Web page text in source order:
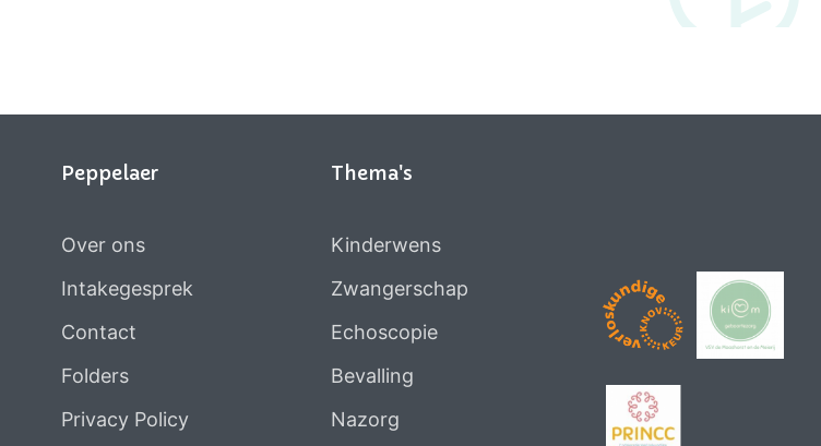
Peppelaer
Over ons
Intakegesprek
Contact
Folders
Privacy Policy
Thema's
Kinderwens
Zwangerschap
Echoscopie
Bevalling
Nazorg